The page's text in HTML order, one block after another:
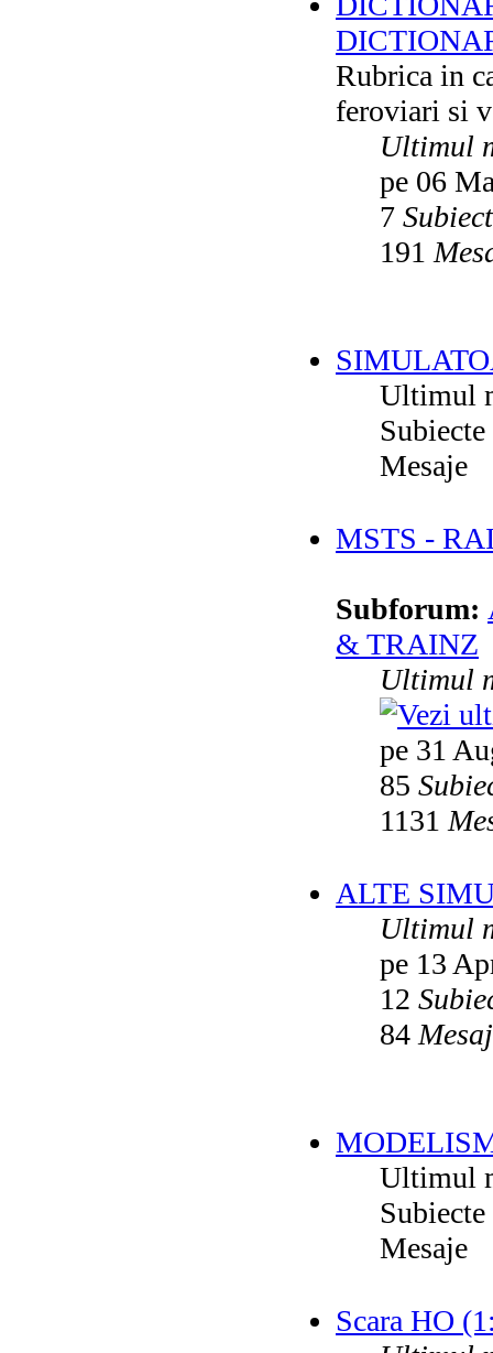
Rubrica in
feroviari si
Ultimul
pe 06
7
191
Ultimul
Subiecte
Mesaje
MSTS -
Subforum:
& TRAINZ
Ultimul
pe 31
85
1131
ALTE
Ultimul
pe 13
12
84
Ultimul
Subiecte
Mesaje
Scara HO